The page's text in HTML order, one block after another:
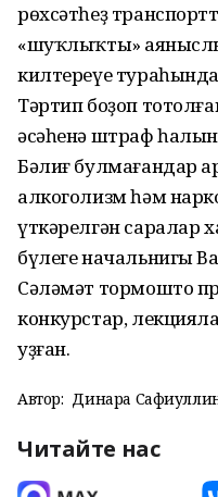
рөхсәтһеҙ
«шуҡлыҡтың»
килтереүе тураһында
Тәртип боҙоп
әсәһенә штраф
Бәлиғ булмағандар
алкоголизм һәм
үткәрелгән саралар
бүлеге начальнигы
Сәләмәт тормошто
конкурстар,
уҙған.
Автор: Динара
Читайте нас